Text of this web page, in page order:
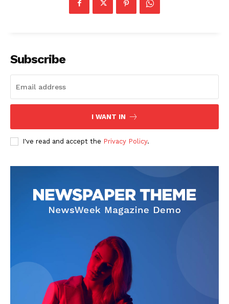
Subscribe
I WANT IN
I've read and accept the Privacy Policy.